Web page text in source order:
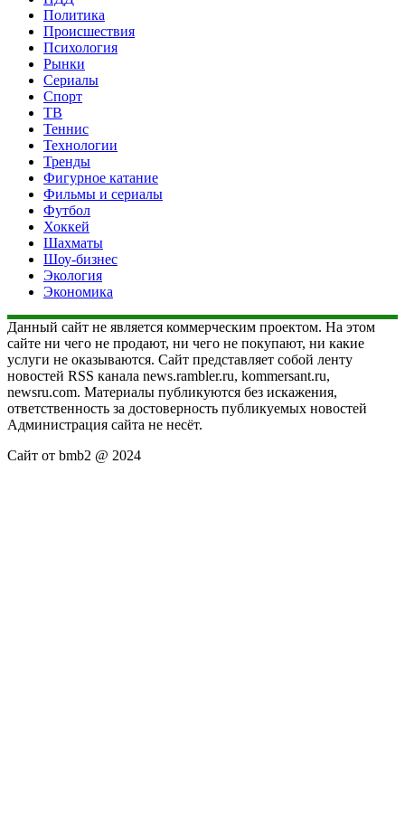
Политика
Происшествия
Психология
Рынки
Сериалы
Спорт
ТВ
Теннис
Технологии
Тренды
Фигурное катание
Фильмы и сериалы
Футбол
Хоккей
Шахматы
Шоу-бизнес
Экология
Экономика
Данный сайт не является коммерческим проектом. На этом
сайте ни чего не продают, ни чего не покупают, ни какие
услуги не оказываются. Сайт представляет собой ленту
новостей RSS канала news.rambler.ru, kommersant.ru,
newsru.com. Материалы публикуются без искажения,
ответственность за достоверность публикуемых новостей
Администрация сайта не несёт.
Сайт от bmb2 @ 2024